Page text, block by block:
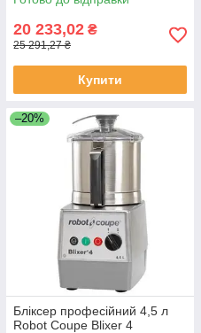
20 233,02 ₴
25 291,27 ₴
Купити
–20%
Бліксер професійний 4,5 л
Robot Coupe Blixer 4